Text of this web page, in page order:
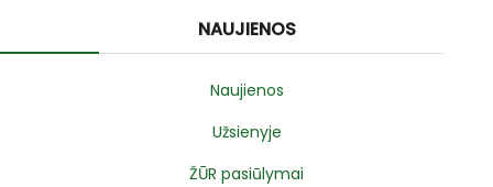
NAUJIENOS
Naujienos
Užsienyje
ŽŪR pasiūlymai